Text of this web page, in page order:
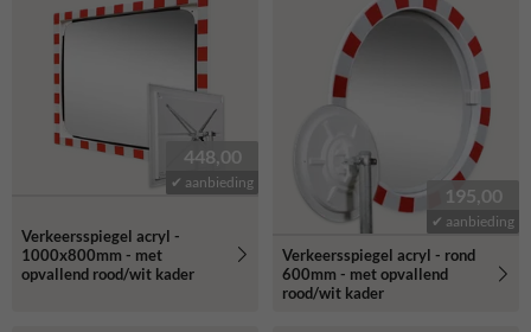
448,00
✔ aanbieding
Verkeersspiegel acryl -
1000x800mm - met
opvallend rood/wit kader
195,00
✔ aanbieding
Verkeersspiegel acryl - rond
600mm - met opvallend
rood/wit kader